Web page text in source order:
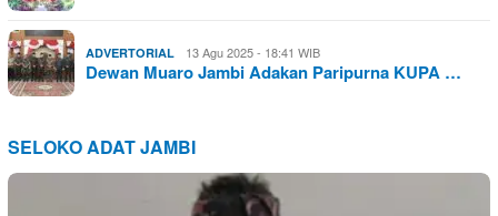
ADVERTORIAL 13 Agu 2025 - 18:41 WIB
Dewan Muaro Jambi Adakan Paripurna KUPA …
SELOKO ADAT JAMBI